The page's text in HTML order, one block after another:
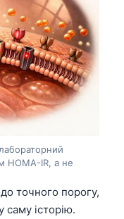
HOMA-IR, а не
точного порогу,
саму історію.